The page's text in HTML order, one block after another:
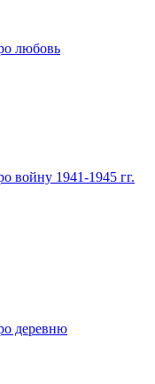
любовь
войну 1941-1945 гг.
деревню